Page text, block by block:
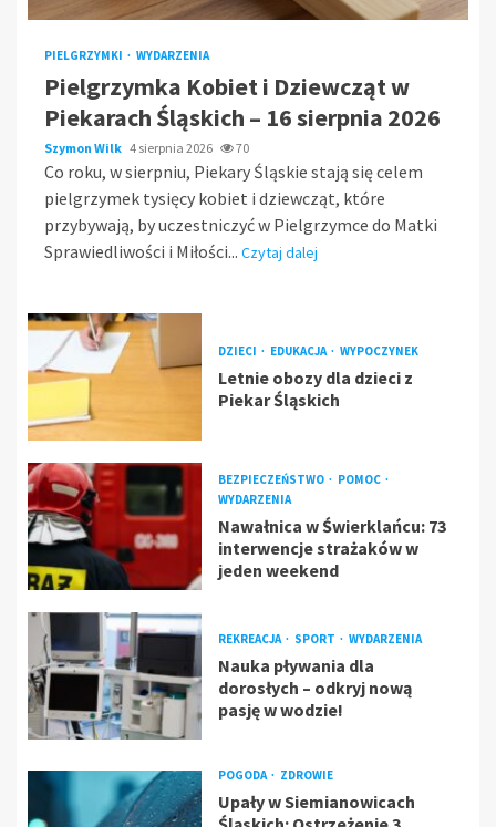
PIELGRZYMKI WYDARZENIA
Pielgrzymka Kobiet i Dziewcząt w
Piekarach Śląskich – 16 sierpnia 2026
Szymon Wilk 4 sierpnia 2026 70
Co roku, w sierpniu, Piekary Śląskie stają się celem
pielgrzymek tysięcy kobiet i dziewcząt, które
przybywają, by uczestniczyć w Pielgrzymce do Matki
Sprawiedliwości i Miłości... Czytaj dalej
DZIECI EDUKACJA WYPOCZYNEK
Letnie obozy dla dzieci z
Piekar Śląskich
BEZPIECZEŃSTWO
POMOC
WYDARZENIA
Nawałnica w Świerklańcu: 73
interwencje strażaków w
jeden weekend
REKREACJA SPORT WYDARZENIA
Nauka pływania dla
dorosłych – odkryj nową
pasję w wodzie!
POGODA ZDROWIE
Upały w Siemianowicach